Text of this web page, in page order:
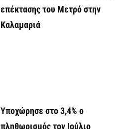
επέκτασης του Μετρό στην
Καλαμαριά
Υποχώρησε στο 3,4% ο
πληθωρισμός τον Ιούλιο